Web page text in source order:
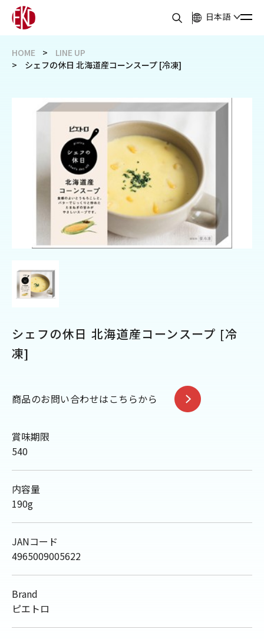
日本語
HOME
LINE UP
シェフの休日 北海道産コーンスープ [冷凍]
シェフの休日 北海道産コーンスープ [冷
凍]
商品のお問い合わせはこちらから
賞味期限
540
内容量
190g
JANコード
4965009005622
Brand
ピエトロ